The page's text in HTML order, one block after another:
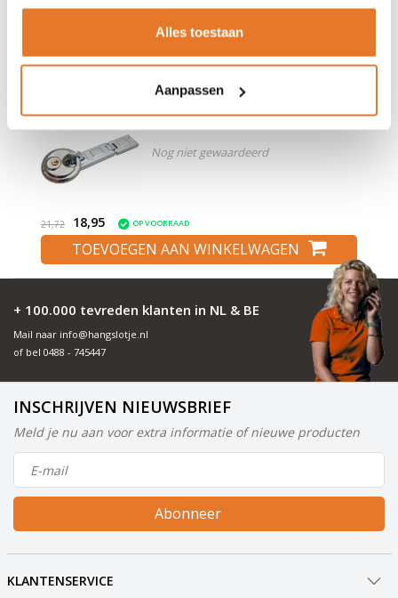
Alles toestaan
Aanpassen
Lock-it Discus met kistoverval
Nog niet gewaardeerd
21,72 18,95 OP VOORRAAD
TOEVOEGEN AAN WINKELWAGEN
+ 100.000 tevreden klanten in NL & BE
Mail naar info@hangslotje.nl
of bel 0488 - 745447
INSCHRIJVEN NIEUWSBRIEF
Meld je nu aan voor extra informatie of nieuwe producten
Abonneer
KLANTENSERVICE